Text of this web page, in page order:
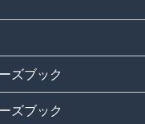
ズブック
ズブック